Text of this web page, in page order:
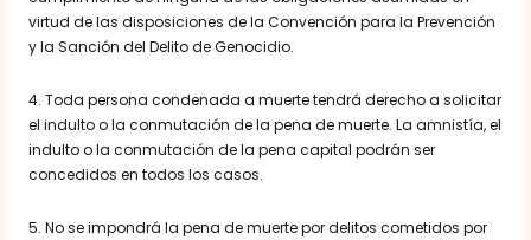
virtud de las disposiciones de la Convención para la Prevención
y la Sanción del Delito de Genocidio.
4. Toda persona condenada a muerte tendrá derecho a solicitar
el indulto o la conmutación de la pena de muerte. La amnistía, el
indulto o la conmutación de la pena capital podrán ser
concedidos en todos los casos.
5. No se impondrá la pena de muerte por delitos cometidos por